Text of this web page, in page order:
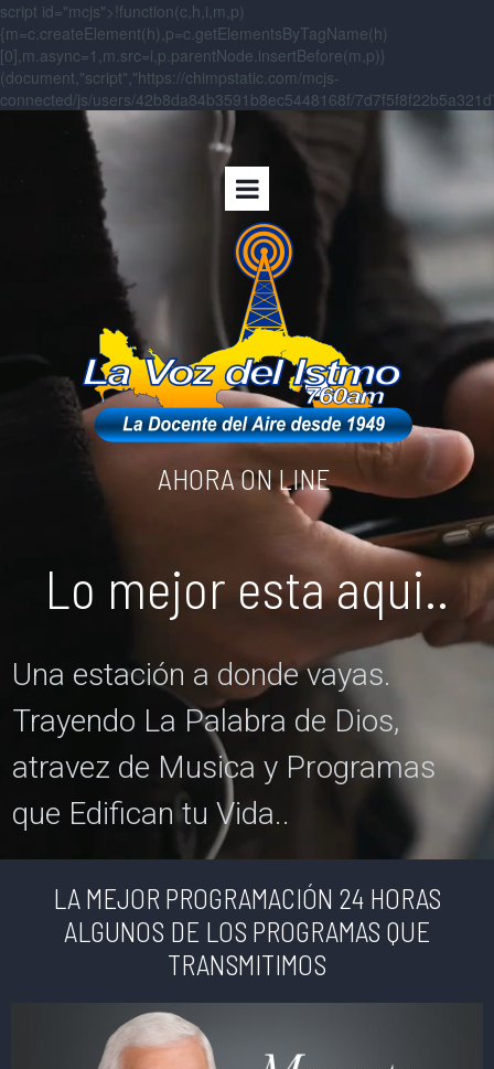
script id="mcjs">!function(c,h,i,m,p)
{m=c.createElement(h),p=c.getElementsByTagName(h)
[0],m.async=1,m.src=i,p.parentNode.insertBefore(m,p)}
(document,"script","https://chimpstatic.com/mcjs-
connected/js/users/42b8da84b3591b8ec5448168f/
AHORA ON LINE
Lo mejor esta aqui..
Una estación a donde vayas.
Trayendo La Palabra de Dios,
atravez de Musica y Programas
que Edifican tu Vida..
LA MEJOR PROGRAMACIÓN 24 HORAS
ALGUNOS DE LOS PROGRAMAS QUE
TRANSMITIMOS